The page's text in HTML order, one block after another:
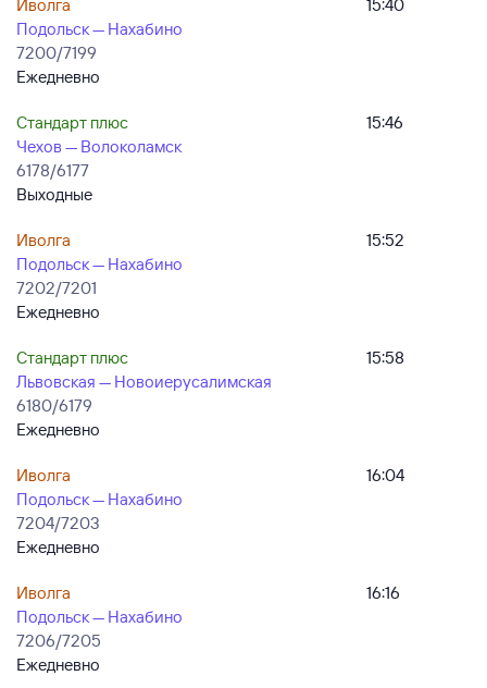
Иволга
Подольск — Нахабино
7200/7199
Ежедневно
15:40
Стандарт плюс
Чехов — Волоколамск
6178/6177
Выходные
15:46
Иволга
Подольск — Нахабино
7202/7201
Ежедневно
15:52
Стандарт плюс
Львовская — Новоиерусалимская
6180/6179
Ежедневно
15:58
Иволга
Подольск — Нахабино
7204/7203
Ежедневно
16:04
Иволга
Подольск — Нахабино
7206/7205
Ежедневно
16:16